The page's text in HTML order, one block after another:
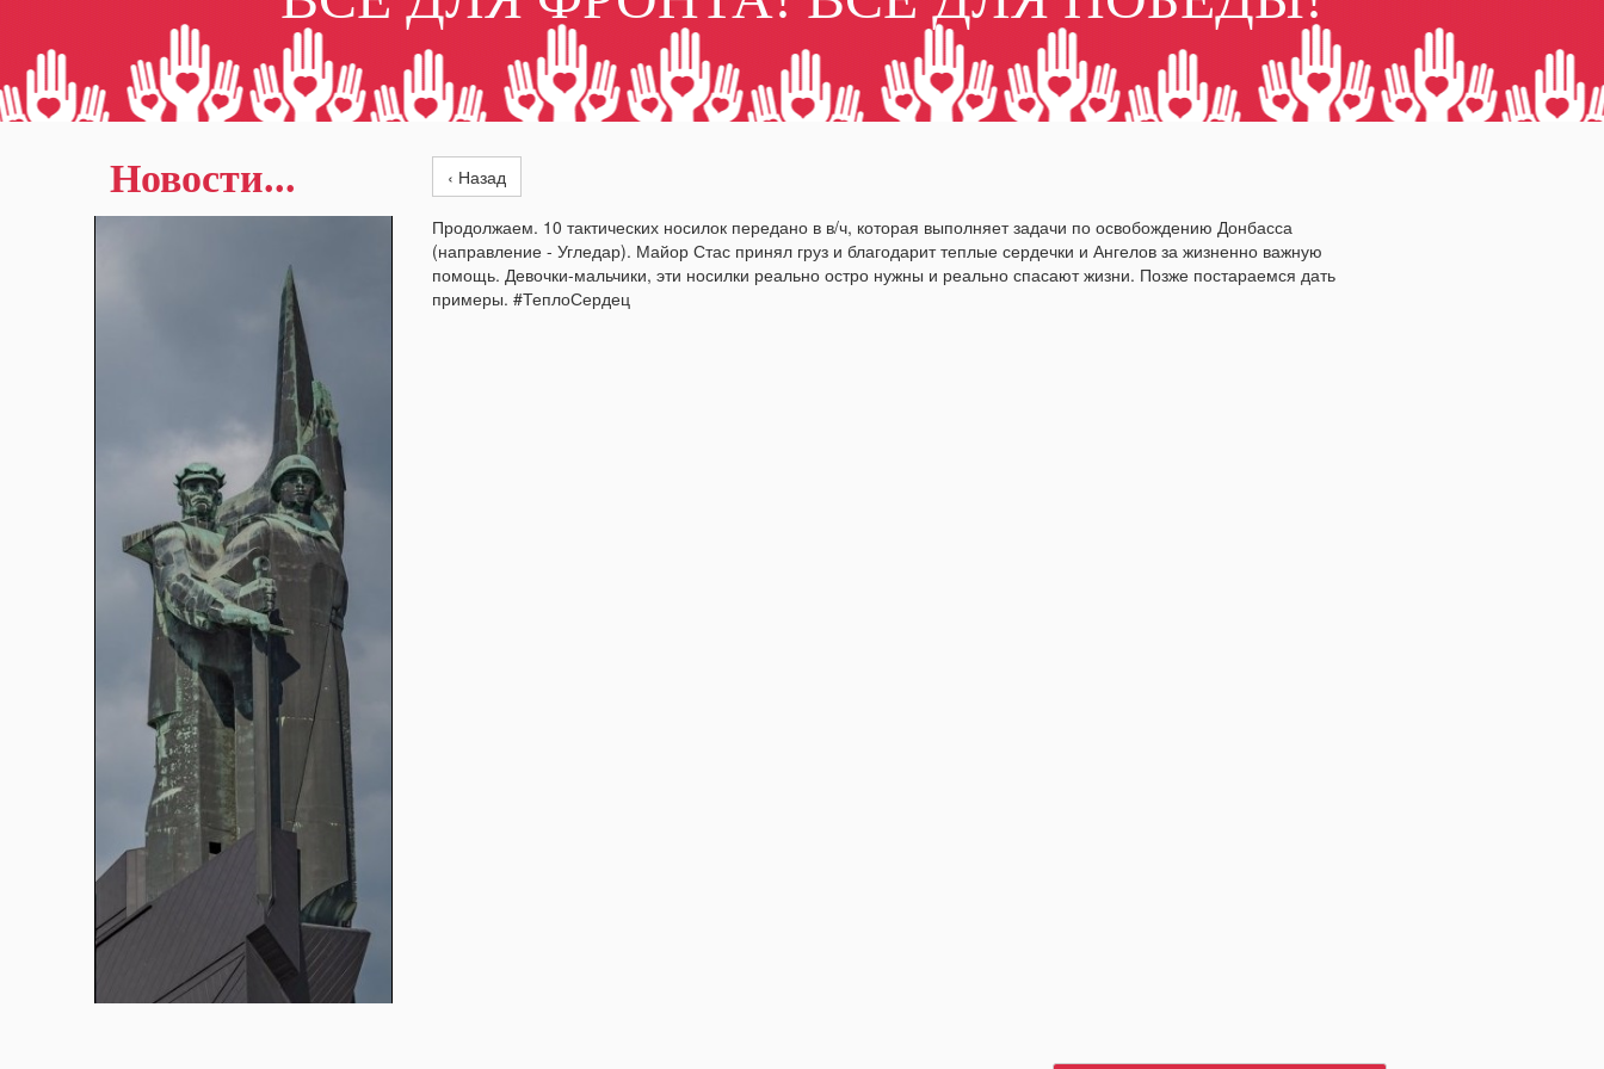
‹ Назад
Продолжаем. 10 тактических носилок передано в в/ч, которая выполняет задачи по освобождению Донбасса
(направление - Угледар). Майор Стас принял груз и благодарит теплые сердечки и Ангелов за жизненно важную
помощь. Девочки-мальчики, эти носилки реально остро нужны и реально спасают жизни. Позже постараемся дать
примеры. #ТеплоСердец
Новости...